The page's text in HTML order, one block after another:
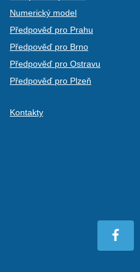
Numerický model
Předpověď pro Prahu
Předpověď pro Brno
Předpověď pro Ostravu
Předpověď pro Plzeň
Kontakty